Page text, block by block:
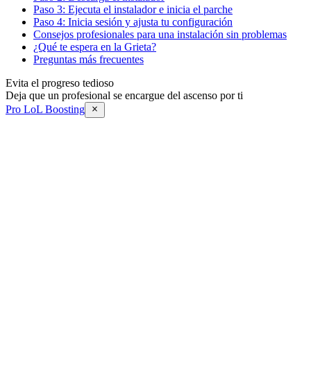
Paso 3: Ejecuta el instalador e inicia el parche
Paso 4: Inicia sesión y ajusta tu configuración
Consejos profesionales para una instalación sin problemas
¿Qué te espera en la Grieta?
Preguntas más frecuentes
Evita el progreso tedioso
Deja que un profesional se encargue del ascenso por ti
Pro LoL Boosting